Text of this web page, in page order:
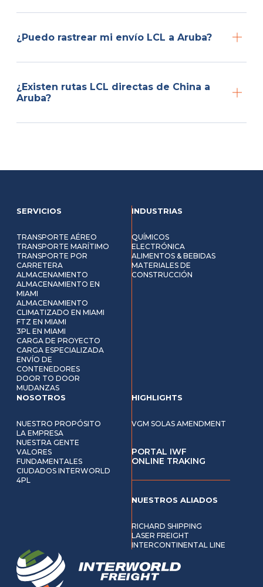
¿Puedo rastrear mi envío LCL a Aruba?
¿Existen rutas LCL directas de China a
Aruba?
SERVICIOS
TRANSPORTE AÉREO
TRANSPORTE MARÍTIMO
TRANSPORTE POR
CARRETERA
ALMACENAMIENTO
ALMACENAMIENTO EN
MIAMI
ALMACENAMIENTO
CLIMATIZADO EN MIAMI
FTZ EN MIAMI
3PL EN MIAMI
CARGA DE PROYECTO
CARGA ESPECIALIZADA
ENVÍO DE
CONTENEDORES
DOOR TO DOOR
MUDANZAS
INDUSTRIAS
QUÍMICOS
ELECTRÓNICA
ALIMENTOS & BEBIDAS
MATERIALES DE
CONSTRUCCIÓN
NOSOTROS
NUESTRO PROPÓSITO
LA EMPRESA
NUESTRA GENTE
VALORES
FUNDAMENTALES
CIUDADOS INTERWORLD
4PL
HIGHLIGHTS
VGM SOLAS AMENDMENT
PORTAL IWF
ONLINE TRAKING
NUESTROS ALIADOS
RICHARD SHIPPING
LASER FREIGHT
INTERCONTINENTAL LINE